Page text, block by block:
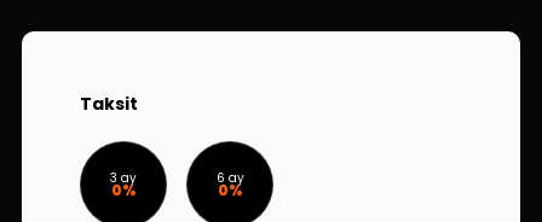
Tariflər
İnsan Resursları
Taksit
3 ay
0%
6 ay
0%